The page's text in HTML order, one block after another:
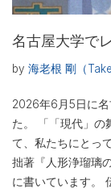
名古屋大学で
by 海老根 剛（
2026年6月5日に
た。 「「現代」の
て、私たちにとっ
拙著『人形浄瑠璃
に書いています。